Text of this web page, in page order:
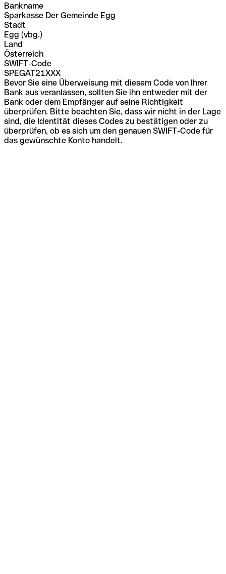
Bankname
Sparkasse Der Gemeinde Egg
Stadt
Egg (vbg.)
Land
Österreich
SWIFT-Code
SPEGAT21XXX
Bevor Sie eine Überweisung mit diesem Code von Ihrer
Bank aus veranlassen, sollten Sie ihn entweder mit der
Bank oder dem Empfänger auf seine Richtigkeit
überprüfen. Bitte beachten Sie, dass wir nicht in der Lage
sind, die Identität dieses Codes zu bestätigen oder zu
überprüfen, ob es sich um den genauen SWIFT-Code für
das gewünschte Konto handelt.